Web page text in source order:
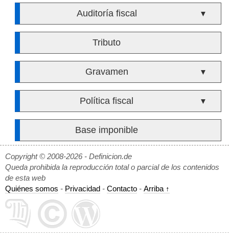
Auditoría fiscal ▼
Tributo
Gravamen ▼
Política fiscal ▼
Base imponible
Copyright © 2008-2026 - Definicion.de
Queda prohibida la reproducción total o parcial de los contenidos
de esta web
Quiénes somos - Privacidad - Contacto - Arriba ↑